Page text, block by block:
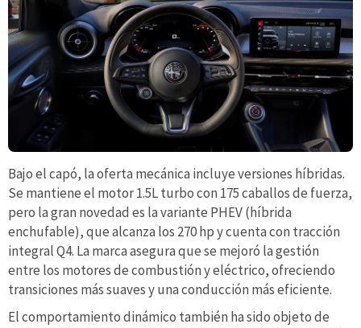
Bajo el capó, la oferta mecánica incluye versiones híbridas.
Se mantiene el motor 1.5L turbo con 175 caballos de fuerza,
pero la gran novedad es la variante PHEV (híbrida
enchufable), que alcanza los 270 hp y cuenta con tracción
integral Q4. La marca asegura que se mejoró la gestión
entre los motores de combustión y eléctrico, ofreciendo
transiciones más suaves y una conducción más eficiente.
El comportamiento dinámico también ha sido objeto de